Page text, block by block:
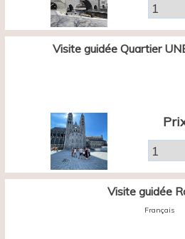
Visite guidée Quartier
Visite guidée
Français